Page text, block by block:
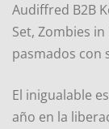
Audiffred B2B
Set, Zombies
pasmados con
El inigualable
año en la